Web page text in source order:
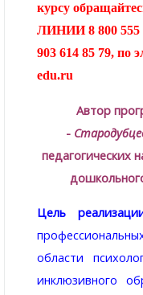
курсу
ЛИНИИ 8 800 555
903 614 85 79, по
edu.ru
Автор
-
педагогических
Цель
области
инклюзивного